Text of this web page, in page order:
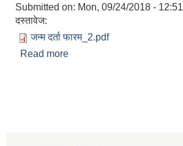
Submitted on: Mon, 09/24/2018 - 12:51
दस्तावेज:
जन्म दर्ता फारम_2.pdf
Read more